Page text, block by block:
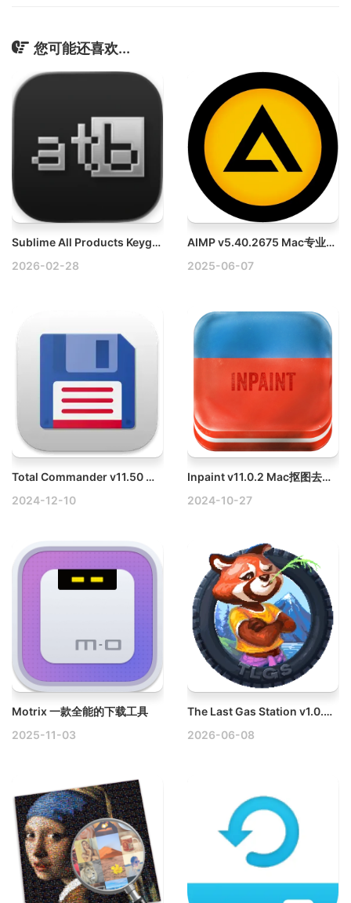
您可能还喜欢...
Sublime All Products Keygen v1.0.0 Mac Sublime序列号生成器注册器
2026-02-28
AIMP v5.40.2675 Mac专业级音频播放器
2025-06-07
Total Commander v11.50 Win文件管理器破解版
2024-12-10
Inpaint v11.0.2 Mac抠图去水印工具破解版
2024-10-27
Motrix 一款全能的下载工具
2025-11-03
The Last Gas Station v1.0.9.57 Mac最后的加油站破解版
2026-06-08